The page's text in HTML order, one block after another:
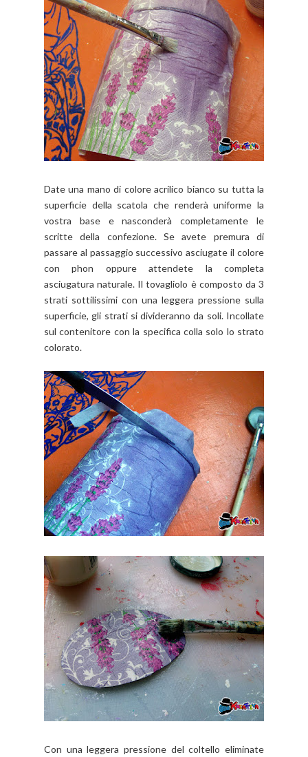
Date una mano di colore acrilico bianco su tutta la
superficie della scatola che renderà uniforme la
vostra base e nasconderà completamente le
scritte della confezione. Se avete premura di
passare al passaggio successivo asciugate il colore
con phon oppure attendete la completa
asciugatura naturale. Il tovagliolo è composto da 3
strati sottilissimi con una leggera pressione sulla
superficie, gli strati si divideranno da soli. Incollate
sul contenitore con la specifica colla solo lo strato
colorato.
Con una leggera pressione del coltello eliminate